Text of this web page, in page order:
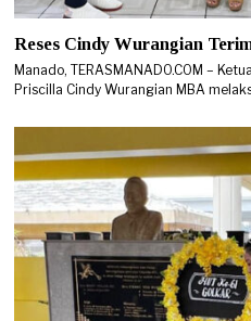
Reses Cindy Wurangian
Manado, TERASMANADO.COM –
Priscilla Cindy Wurangian MBA